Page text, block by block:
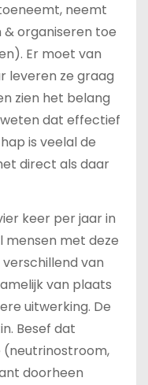
neemt
organiseren toe
Er moet van
leveren ze graag
zien het belang
dat effectief
is veelal de
direct als daar
keer per jaar in
mensen met deze
van
van plaats
uitwerking. De
Besef dat
(neutrinostroom,
doorheen